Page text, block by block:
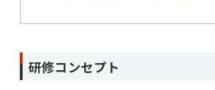
研修コンセプト